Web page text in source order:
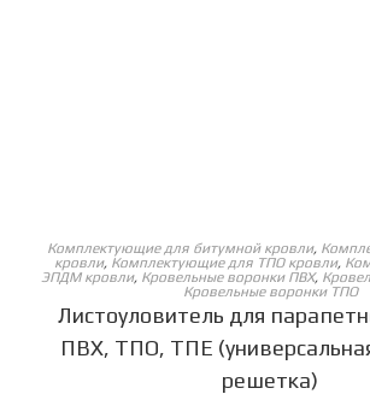
ОБЕРІТЬ ОПЦІЇ
Комплектующие для битумной кровли,
кровли, Комплектующие для ТПО кровли,
ЭПДМ кровли, Кровельные воронки ПВХ,
Кровельные воронки ТПО
Листоуловитель для
ПВХ, ТПО, ТПЕ
решетка)